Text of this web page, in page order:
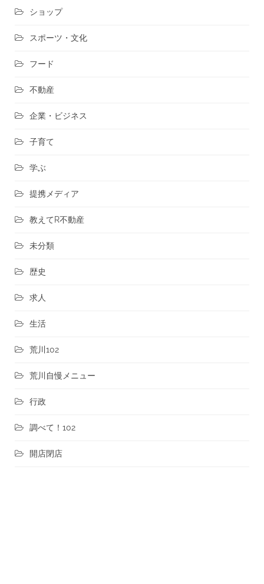
ショップ
スポーツ・文化
フード
不動産
企業・ビジネス
子育て
学ぶ
提携メディア
教えてR不動産
未分類
歴史
求人
生活
荒川102
荒川自慢メニュー
行政
調べて！102
開店閉店